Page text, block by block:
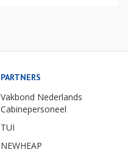
PARTNERS
Vakbond Nederlands
Cabinepersoneel
TUI
NEWHEAP